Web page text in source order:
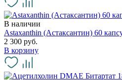
В наличии
Astaxanthin (Астаксантин) 60
2 300 руб.
В корзину